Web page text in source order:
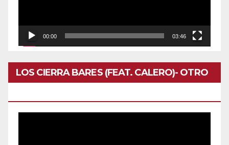
00:00 03:46
LOS CIERRA BARES (FEAT. CALERO)- OTRO